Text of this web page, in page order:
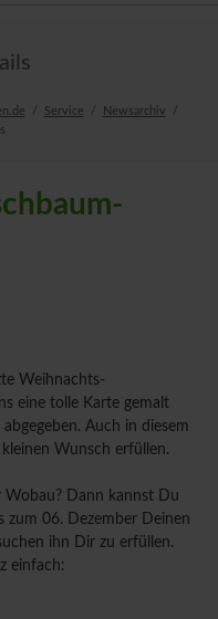
Service
Newsarchiv
Weihnachts-
eine tolle Karte gemalt
Auch in diesem
Wunsch erfüllen.
Wobau? Dann kannst Du
zum 06. Dezember Deinen
ihn Dir zu erfüllen.
einfach: